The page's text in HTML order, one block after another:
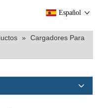
Español
» Cargadores Para